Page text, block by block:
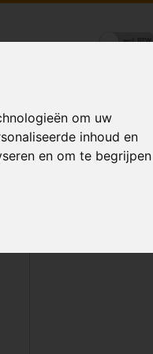
om uw
inhoud en
en om te begrijpen
BEDRUKKEN ACCESSOIRES